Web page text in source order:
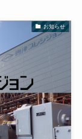
お知らせ